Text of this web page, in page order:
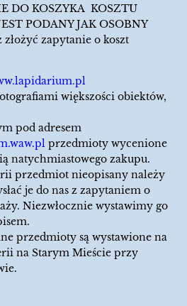
DO KOSZYKA KOSZTU
PODANY JAK OSOBNY
zapytanie o koszt
większości obiektów,
pod adresem
przedmioty wycenione
natychmiastowego zakupu.
przedmiot nieopisany należy
je do nas z zapytaniem o
Niezwłocznie wystawimy go
przedmioty są wystawione na
na Starym Mieście przy